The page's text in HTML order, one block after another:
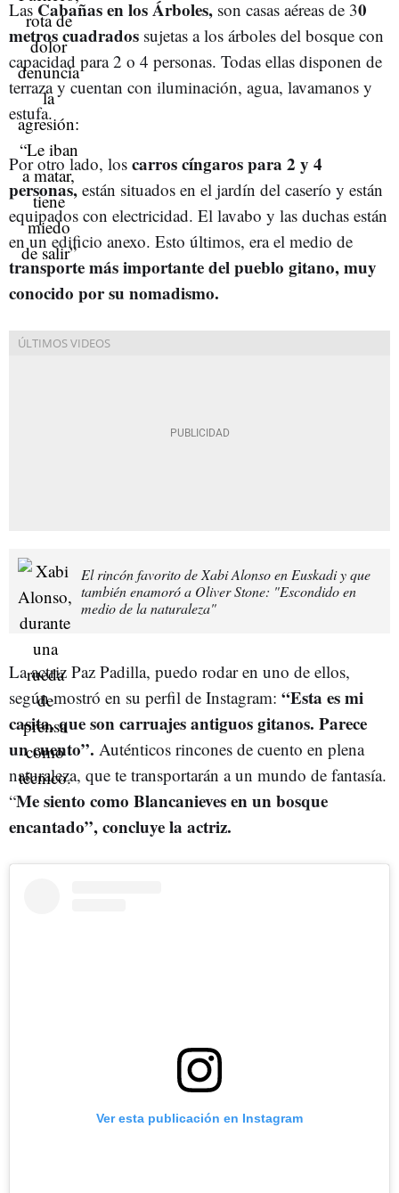
Las Cabañas en los Árboles, son casas aéreas de 30
metros cuadrados sujetas a los árboles del bosque con
capacidad para 2 o 4 personas. Todas ellas disponen de
terraza y cuentan con iluminación, agua, lavamanos y
estufa.
Por otro lado, los carros cíngaros para 2 y 4
personas, están situados en el jardín del caserío y están
equipados con electricidad. El lavabo y las duchas están
en un edificio anexo. Esto últimos, era el medio de
transporte más importante del pueblo gitano, muy
conocido por su nomadismo.
El rincón favorito de Xabi Alonso en Euskadi y que
también enamoró a Oliver Stone: "Escondido en
medio de la naturaleza"
La actriz Paz Padilla, puedo rodar en uno de ellos,
según mostró en su perfil de Instagram: “Esta es mi
casita, que son carruajes antiguos gitanos. Parece
un cuento”. Auténticos rincones de cuento en plena
naturaleza, que te transportarán a un mundo de fantasía.
“Me siento como Blancanieves en un bosque
encantado”, concluye la actriz.
Ver esta publicación en Instagram